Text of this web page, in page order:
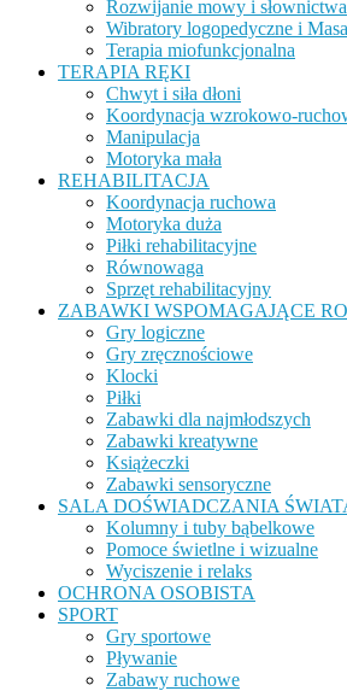
Rozwijanie mowy i słownictwa
Wibratory logopedyczne i
Terapia miofunkcjonalna
TERAPIA RĘKI
Chwyt i siła dłoni
Koordynacja wzrokowo-
Manipulacja
Motoryka mała
REHABILITACJA
Koordynacja ruchowa
Motoryka duża
Piłki rehabilitacyjne
Równowaga
Sprzęt rehabilitacyjny
ZABAWKI WSPOMAGAJĄCE
Gry logiczne
Gry zręcznościowe
Klocki
Piłki
Zabawki dla najmłodszych
Zabawki kreatywne
Książeczki
Zabawki sensoryczne
SALA DOŚWIADCZANIA
Kolumny i tuby bąbelkowe
Pomoce świetlne i wizualne
Wyciszenie i relaks
OCHRONA OSOBISTA
SPORT
Gry sportowe
Pływanie
Zabawy ruchowe